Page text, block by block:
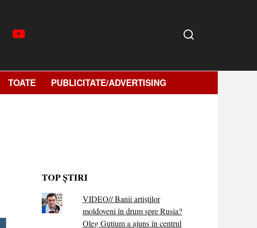
TOATE PUBLICITATE/ADVERTISING
TOP ȘTIRI
VIDEO// Banii artiștilor
moldoveni în drum spre Rusia?
Oleg Gutium a ajuns în centrul